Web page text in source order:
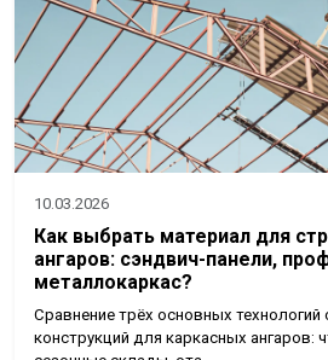
10.03.2026
Как выбрать материал для
ангаров: сэндвич-панели,
металлокаркас?
Сравнение трёх основных
конструкций для каркасных ангаров: